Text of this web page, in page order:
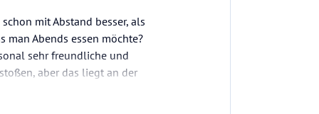
mit Abstand besser, als
Abends essen möchte?
sehr freundliche und
aber das liegt an der